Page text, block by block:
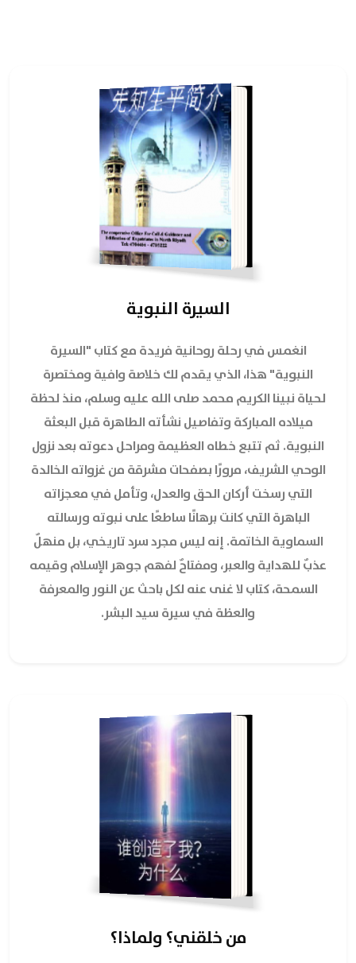
السيرة النبوية
انغمس في رحلة روحانية فريدة مع كتاب "السيرة
النبوية" هذا، الذي يقدم لك خلاصة وافية ومختصرة
لحياة نبينا الكريم محمد صلى الله عليه وسلم، منذ لحظة
ميلاده المباركة وتفاصيل نشأته الطاهرة قبل البعثة
النبوية. ثم تتبع خطاه العظيمة ومراحل دعوته بعد نزول
الوحي الشريف، مرورًا بصفحات مشرقة من غزواته الخالدة
التي رسخت أركان الحق والعدل، وتأمل في معجزاته
الباهرة التي كانت برهانًا ساطعًا على نبوته ورسالته
السماوية الخاتمة. إنه ليس مجرد سرد تاريخي، بل منهلٌ
عذبٌ للهداية والعبر، ومفتاحٌ لفهم جوهر الإسلام وقيمه
السمحة، كتاب لا غنى عنه لكل باحث عن النور والمعرفة
والعظة في سيرة سيد البشر.
من خلقني؟ ولماذا؟